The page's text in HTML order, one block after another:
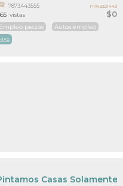
$0
7873443555
Empleo piezas Autos empleo
MAS
vistas
PR42321443
Casas Solamente